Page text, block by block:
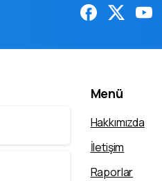
Menü
Hakkımızda
İletişim
Raporlar